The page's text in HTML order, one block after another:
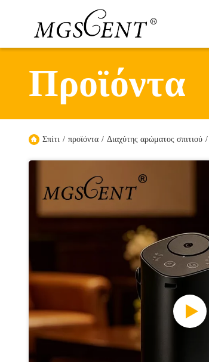
Προϊόντα
Σπίτι / προϊόντα / Διαχύτης αρώματος σπιτιού /